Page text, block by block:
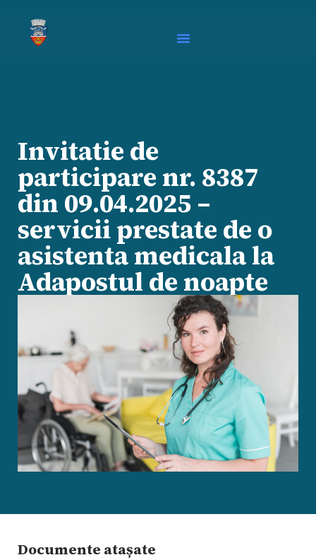
Invitatie de
participare nr. 8387
din 09.04.2025 –
servicii prestate de o
asistenta medicala la
Adapostul de noapte
Documente atașate